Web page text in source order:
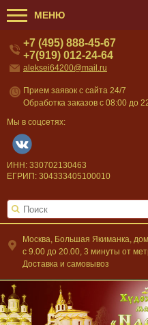
МЕНЮ
Москва, Большая Якиманка,
c 9.00 до 20.00, 3 минуты от
Доставка и самовывоз
+7 (495) 888-45-67
+7(919) 012-24-64
aleksei64200@mail.ru
Прием заявок с сайта 24/7
Обработка заказов с 08:00 до
Мы в соцсетях:
ИНН: 330702130463
ЕГРИП: 304333405100010